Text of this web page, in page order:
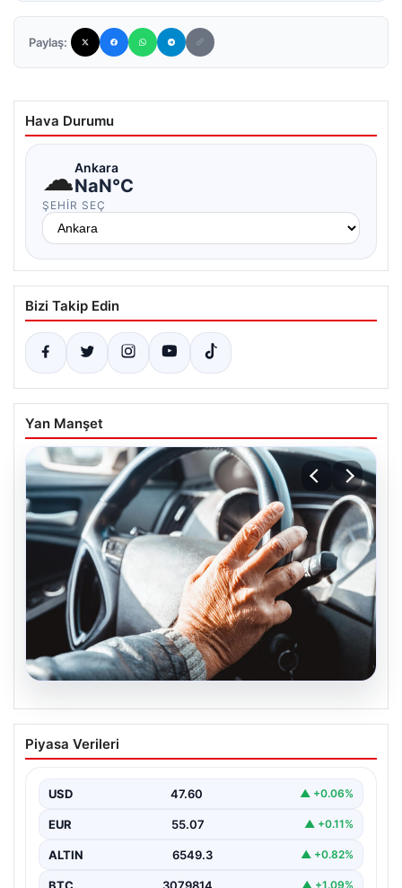
Paylaş:
Hava Durumu
☁Ankara
NaN°C
ŞEHIR SEÇ
Bizi Takip Edin
Yan Manşet
Emekliye ÖTV’siz araç verilecek mi,
yasa çıkacak mı? Milyonlarca emekli
Piyasa Verileri
USD 47.60 ▲ +0.06%
EUR 55.07 ▲ +0.11%
ALTIN 6549.3 ▲ +0.82%
BTC 3079814 ▲ +1.09%